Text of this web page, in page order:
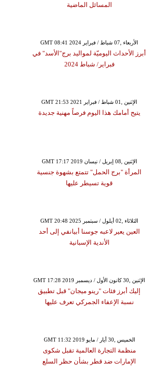
المسائل الماضية
GMT 08:41 2024 الأربعاء ,07 شباط / فبراير
أبرز الأحداث اليوميّة لمواليد برج"الأسد" في
فبراير/ شباط 2024
GMT 21:53 2021 الإثنين ,01 شباط / فبراير
يتيح أمامك هذا اليوم فرصاً مهنية جديدة
GMT 17:17 2019 الإثنين ,08 إبريل / نيسان
المرأة "برج الحمل" تتمتع بشهوة جنسية
قوية تسيطر عليها
GMT 20:48 2025 الثلاثاء ,02 أيلول / سبتمبر
العين يعير لاعبه جوسنا أبيانفي إلى أحد
الأندية الإسبانية
GMT 17:28 2019 الإثنين ,30 كانون الأول / ديسمبر
إليك أبرز فئات "رينو ميجان" قبل تطبيق
نسبة الإعفاء الجمركي تعرف عليها
GMT 11:32 2019 الخميس ,30 أيار / مايو
منظمة التجارة العالمية تقبل شكوى
الإمارات ضد قطر بشأن حظر السلع